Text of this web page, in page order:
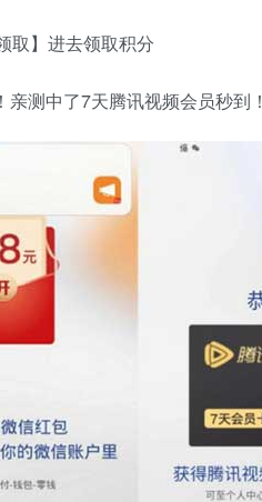
取】进去领取积分
测中了7天腾讯视频会员秒到！